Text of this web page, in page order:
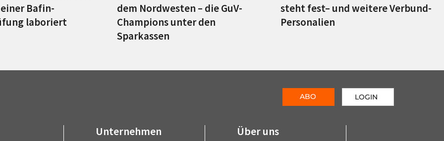
Bafin-
laboriert
dem Nordwesten – die GuV-
Champions unter den
Sparkassen
steht fest– und weitere Verbund-
Personalien
Unternehmen Über uns
ABO LOGIN